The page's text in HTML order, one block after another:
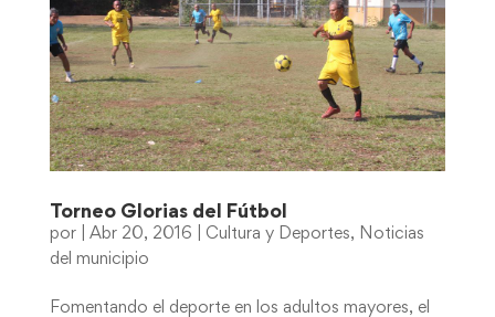
Torneo Glorias del Fútbol
por Abr 20, 2016 Cultura y Deportes, Noticias
del municipio
Fomentando el deporte en los adultos mayores, el